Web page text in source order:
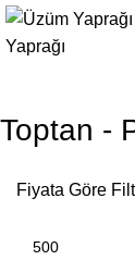
Toptan -
Fiyata Göre